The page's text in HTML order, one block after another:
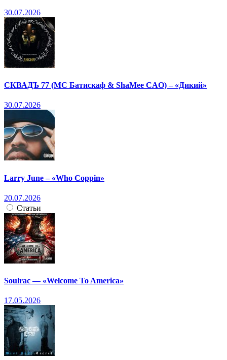
30.07.2026
СКВАДЪ 77 (МС Батискаф & ShaMee CAO) – «Дикий»
30.07.2026
Larry June – «Who Coppin»
20.07.2026
Статьи
Soulrac — «Welcome To America»
17.05.2026